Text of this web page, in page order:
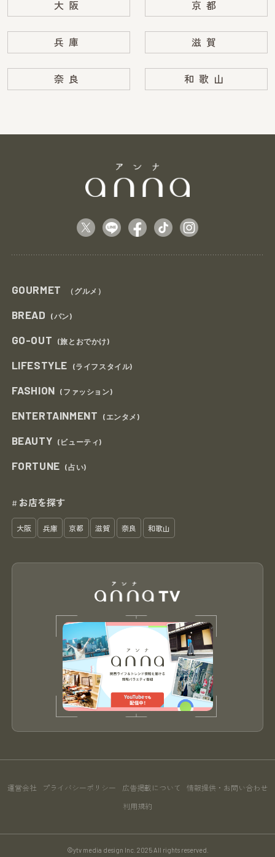
大阪 京都
兵庫 滋賀
奈良 和歌山
GOURMET （グルメ）
BREAD (パン)
GO-OUT (旅とおでかけ)
LIFESTYLE (ライフスタイル)
FASHION (ファッション)
ENTERTAINMENT (エンタメ)
BEAUTY (ビューティ)
FORTUNE (占い)
# お店を探す
大阪 兵庫 京都 滋賀 奈良 和歌山
運営会社 プライバシーポリシー 広告掲載について 情報提供・お問い合わせ
利用規約
©ytv media design Inc. 2025 All rights reserved.